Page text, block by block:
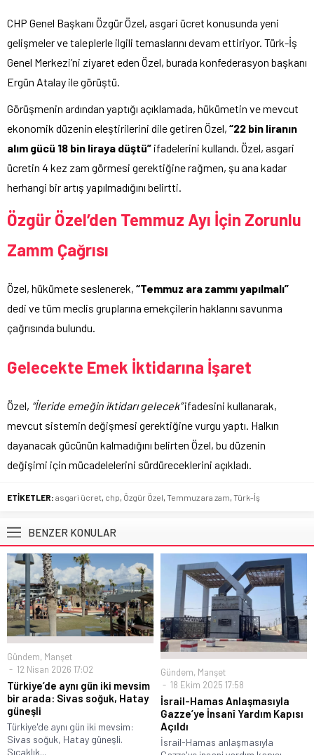
CHP Genel Başkanı Özgür Özel, asgari ücret konusunda yeni
gelişmeler ve taleplerle ilgili temaslarını devam ettiriyor. Türk-İş
Genel Merkezi’ni ziyaret eden Özel, burada konfederasyon başkanı
Ergün Atalay ile görüştü.
Görüşmenin ardından yaptığı açıklamada, hükümetin ve mevcut
ekonomik düzenin eleştirilerini dile getiren Özel, “22 bin liranın
alım gücü 18 bin liraya düştü” ifadelerini kullandı. Özel, asgari
ücretin 4 kez zam görmesi gerektiğine rağmen, şu ana kadar
herhangi bir artış yapılmadığını belirtti.
Özgür Özel’den Temmuz Ayı İçin Zorunlu
Zamm Çağrısı
Özel, hükümete seslenerek, “Temmuz ara zammı yapılmalı”
dedi ve tüm meclis gruplarına emekçilerin haklarını savunma
çağrısında bulundu.
Gelecekte Emek İktidarına İşaret
Özel, “İleride emeğin iktidarı gelecek”ifadesini kullanarak,
mevcut sistemin değişmesi gerektiğine vurgu yaptı. Halkın
dayanacak gücünün kalmadığını belirten Özel, bu düzenin
değişimi için mücadelelerini sürdüreceklerini açıkladı.
ETİKETLER: asgari ücret, chp, Özgür Özel, Temmuz ara zam, Türk-İş
BENZER KONULAR
Gündem, Manşet
12 Nisan 2026 17:02
Türkiye’de aynı gün iki mevsim
bir arada: Sivas soğuk, Hatay
güneşli
Türkiye'de aynı gün iki mevsim:
Sivas soğuk, Hatay güneşli.
Sıcaklık...
Gündem, Manşet
18 Ekim 2025 17:58
İsrail-Hamas Anlaşmasıyla
Gazze’ye İnsanî Yardım Kapısı
Açıldı
İsrail-Hamas anlaşmasıyla